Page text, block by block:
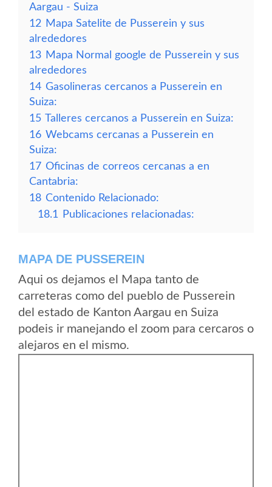
Aargau - Suiza
12 Mapa Satelite de Pusserein y sus
alrededores
13 Mapa Normal google de Pusserein y sus
alrededores
14 Gasolineras cercanos a Pusserein en
Suiza:
15 Talleres cercanos a Pusserein en Suiza:
16 Webcams cercanas a Pusserein en
Suiza:
17 Oficinas de correos cercanas a en
Cantabria:
18 Contenido Relacionado:
18.1
Publicaciones relacionadas:
MAPA DE PUSSEREIN
Aqui os dejamos el Mapa tanto de
carreteras como del pueblo de Pusserein
del estado de Kanton Aargau en Suiza
podeis ir manejando el zoom para cercaros o
alejaros en el mismo.